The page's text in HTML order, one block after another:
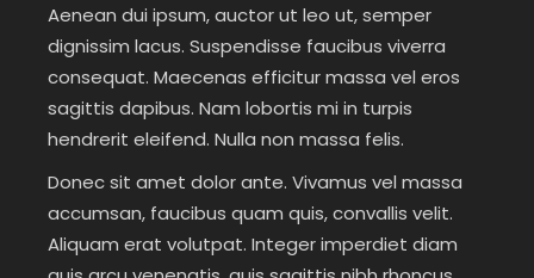
Aenean dui ipsum, auctor ut leo ut, semper
dignissim lacus. Suspendisse faucibus viverra
consequat. Maecenas efficitur massa vel eros
sagittis dapibus. Nam lobortis mi in turpis
hendrerit eleifend. Nulla non massa felis.
Donec sit amet dolor ante. Vivamus vel massa
accumsan, faucibus quam quis, convallis velit.
Aliquam erat volutpat. Integer imperdiet diam